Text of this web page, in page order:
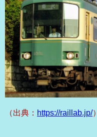
（出典： https://raillab.jp/）